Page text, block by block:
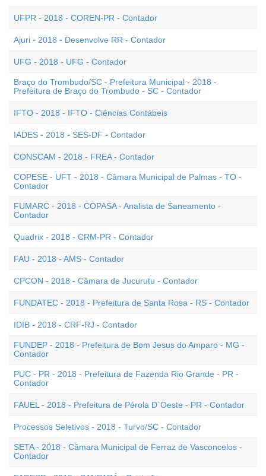
UFPR - 2018 - COREN-PR - Contador
Ajuri - 2018 - Desenvolve RR - Contador
UFG - 2018 - UFG - Contador
Braço do Trombudo/SC - Prefeitura Municipal - 2018 -
Prefeitura de Braço do Trombudo - SC - Contador
IFTO - 2018 - IFTO - Ciências Contábeis
IADES - 2018 - SES-DF - Contador
CONSCAM - 2018 - FREA - Contador
COPESE - UFT - 2018 - Câmara Municipal de Palmas - TO -
Contador
FUMARC - 2018 - COPASA - Analista de Saneamento -
Contador
Quadrix - 2018 - CRM-PR - Contador
FAU - 2018 - AMS - Contador
CPCON - 2018 - Câmara de Jucurutu - Contador
FUNDATEC - 2018 - Prefeitura de Santa Rosa - RS - Contador
IDIB - 2018 - CRF-RJ - Contador
FUNDEP - 2018 - Prefeitura de Bom Jesus do Amparo - MG -
Contador
PUC - PR - 2018 - Prefeitura de Fazenda Rio Grande - PR -
Contador
FAUEL - 2018 - Prefeitura de Pérola D`Oeste - PR - Contador
Processos Seletivos - 2018 - Turvo/SC - Contador
SETA - 2018 - Câmara Municipal de Ferraz de Vasconcelos -
Contador